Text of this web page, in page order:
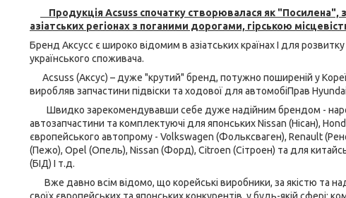
Продукція Acsuss спочатку створювалася як
азіатських регіонах з поганими дорогами, гірською
Бренд Аксусс є широко відомим в азіатських країнах І для
українського споживача.
Acsuss (Аксус) – дуже "крутий" бренд, потужно поширеній у Кореї,
виробляв запчастини підвіски та ходової для автомобіПрав
Швидко зарекомендувавши себе дуже надійним брендом -
автозапчастини та комплектуючі для японських Nissan (Нісан),
європейського автопрому - Volkswagen (Фольксваген), Renault
(Пежо), Opel (Опель), Nissan (Форд), Citroen (Сітроен) та для
(БІД) І т.д.
Вже давно всім відомо, що корейські виробники, за якістю та